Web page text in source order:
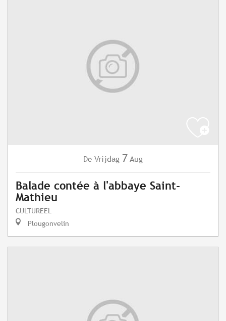
De Vrijdag 7 Aug
Balade contée à l'abbaye Saint-
Mathieu
CULTUREEL
Plougonvelin